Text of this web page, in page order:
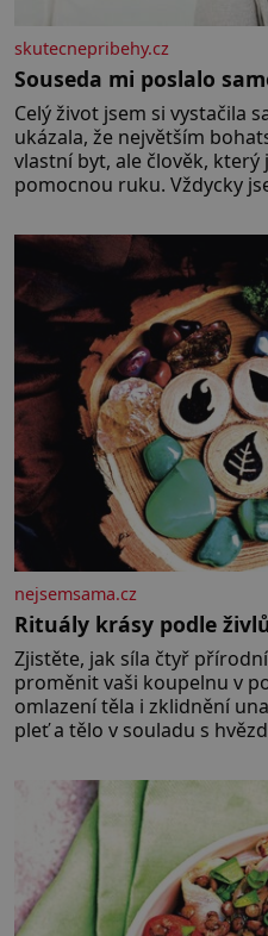
skutecnepribehy.cz
Souseda mi poslalo
Celý život jsem si vystačila
ukázala, že největším
vlastní byt, ale člověk,
pomocnou ruku. Vždycky
partnera. Stačily mi knihy,
studiích jsem odešla z
nejsemsama.cz
Rituály krásy podle
Zjistěte, jak síla čtyř
proměnit vaši koupelnu v
omlazení těla i zklidnění
pleť a tělo v souladu s
povaze, ale i v potřebách
Ženy narozené ve znamení
nesou žár, odvahu a